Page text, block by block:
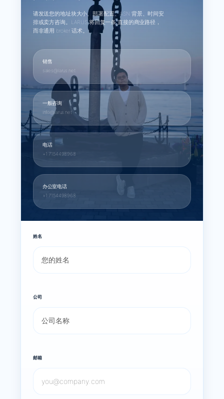
请发送您的地址块大小、部署配置、ASN 背景、时间安
排或卖方咨询。LARUS 将回复一条 直接的商业路径，
而非通用 broker 话术。
销售
sales@larus.net
一般咨询
info@larus.net
电话
+1 7154498968
办公室电话
+1 7154498968
姓名
公司
邮箱